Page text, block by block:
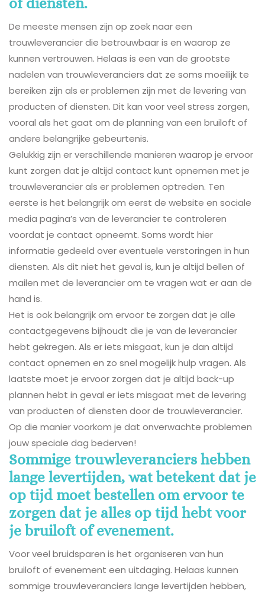
of diensten.
De meeste mensen zijn op zoek naar een
trouwleverancier die betrouwbaar is en waarop ze
kunnen vertrouwen. Helaas is een van de grootste
nadelen van trouwleveranciers dat ze soms moeilijk te
bereiken zijn als er problemen zijn met de levering van
producten of diensten. Dit kan voor veel stress zorgen,
vooral als het gaat om de planning van een bruiloft of
andere belangrijke gebeurtenis.
Gelukkig zijn er verschillende manieren waarop je ervoor
kunt zorgen dat je altijd contact kunt opnemen met je
trouwleverancier als er problemen optreden. Ten
eerste is het belangrijk om eerst de website en sociale
media pagina’s van de leverancier te controleren
voordat je contact opneemt. Soms wordt hier
informatie gedeeld over eventuele verstoringen in hun
diensten. Als dit niet het geval is, kun je altijd bellen of
mailen met de leverancier om te vragen wat er aan de
hand is.
Het is ook belangrijk om ervoor te zorgen dat je alle
contactgegevens bijhoudt die je van de leverancier
hebt gekregen. Als er iets misgaat, kun je dan altijd
contact opnemen en zo snel mogelijk hulp vragen. Als
laatste moet je ervoor zorgen dat je altijd back-up
plannen hebt in geval er iets misgaat met de levering
van producten of diensten door de trouwleverancier.
Op die manier voorkom je dat onverwachte problemen
jouw speciale dag bederven!
Sommige trouwleveranciers hebben
lange levertijden, wat betekent dat je
op tijd moet bestellen om ervoor te
zorgen dat je alles op tijd hebt voor
je bruiloft of evenement.
Voor veel bruidsparen is het organiseren van hun
bruiloft of evenement een uitdaging. Helaas kunnen
sommige trouwleveranciers lange levertijden hebben,